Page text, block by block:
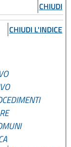
CHIUDI
CHIUDI L'INDICE